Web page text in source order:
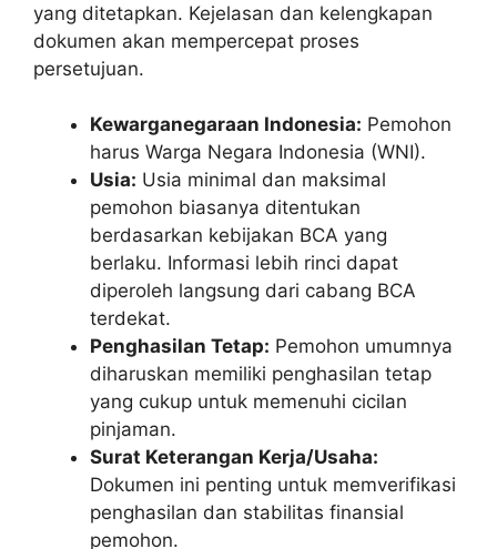
yang ditetapkan. Kejelasan dan kelengkapan
dokumen akan mempercepat proses
persetujuan.
Kewarganegaraan Indonesia: Pemohon
harus Warga Negara Indonesia (WNI).
Usia: Usia minimal dan maksimal
pemohon biasanya ditentukan
berdasarkan kebijakan BCA yang
berlaku. Informasi lebih rinci dapat
diperoleh langsung dari cabang BCA
terdekat.
Penghasilan Tetap: Pemohon umumnya
diharuskan memiliki penghasilan tetap
yang cukup untuk memenuhi cicilan
pinjaman.
Surat Keterangan Kerja/Usaha:
Dokumen ini penting untuk memverifikasi
penghasilan dan stabilitas finansial
pemohon.